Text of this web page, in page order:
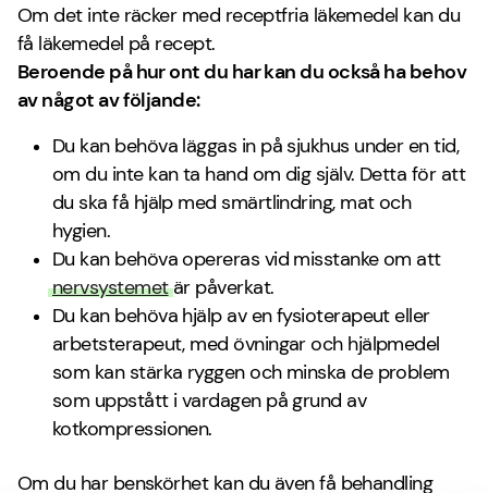
Om det inte räcker med receptfria läkemedel kan du
få läkemedel på recept.
Beroende på hur ont du har kan du också ha behov
av något av följande:
Du kan behöva läggas in på sjukhus under en tid,
om du inte kan ta hand om dig själv. Detta för att
du ska få hjälp med smärtlindring, mat och
hygien.
Du kan behöva opereras vid misstanke om att
nervsystemetär påverkat.
Du kan behöva hjälp av en fysioterapeut eller
arbetsterapeut, med övningar och hjälpmedel
som kan stärka ryggen och minska de problem
som uppstått i vardagen på grund av
kotkompressionen.
Om du har benskörhet kan du även få behandling